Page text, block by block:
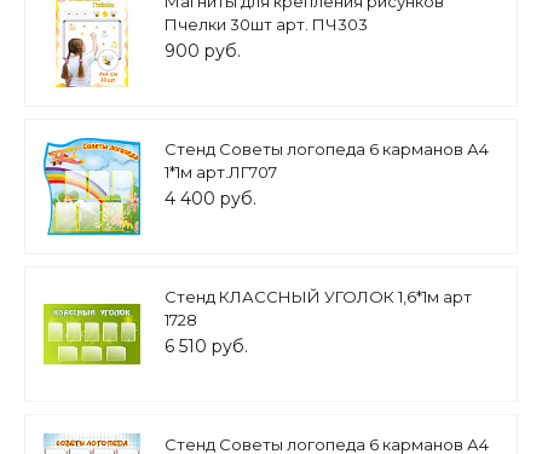
Пчелки 30шт арт. ПЧ303
900 руб.
Стенд Советы логопеда 6 карманов А4
1*1м арт.ЛГ707
4 400 руб.
Стенд КЛАССНЫЙ УГОЛОК 1,6*1м арт
1728
6 510 руб.
Стенд Советы логопеда 6 карманов А4